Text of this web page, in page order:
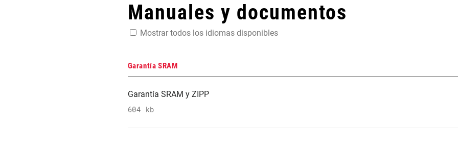
Manuales y documentos
Mostrar todos los idiomas disponibles
Garantía SRAM
Garantía SRAM y ZIPP
604 kb